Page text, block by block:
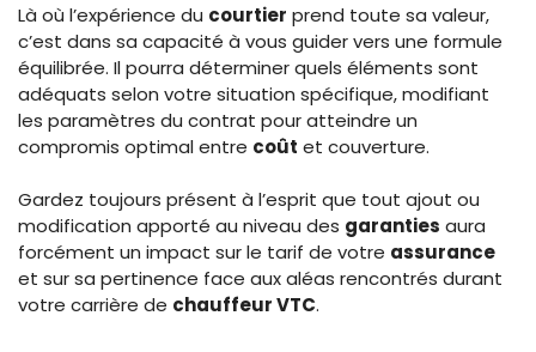
Là où l’expérience du courtier prend toute sa valeur,
c’est dans sa capacité à vous guider vers une formule
équilibrée. Il pourra déterminer quels éléments sont
adéquats selon votre situation spécifique, modifiant
les paramètres du contrat pour atteindre un
compromis optimal entre coût et couverture.
Gardez toujours présent à l’esprit que tout ajout ou
modification apporté au niveau des garanties aura
forcément un impact sur le tarif de votre assurance
et sur sa pertinence face aux aléas rencontrés durant
votre carrière de chauffeur VTC.